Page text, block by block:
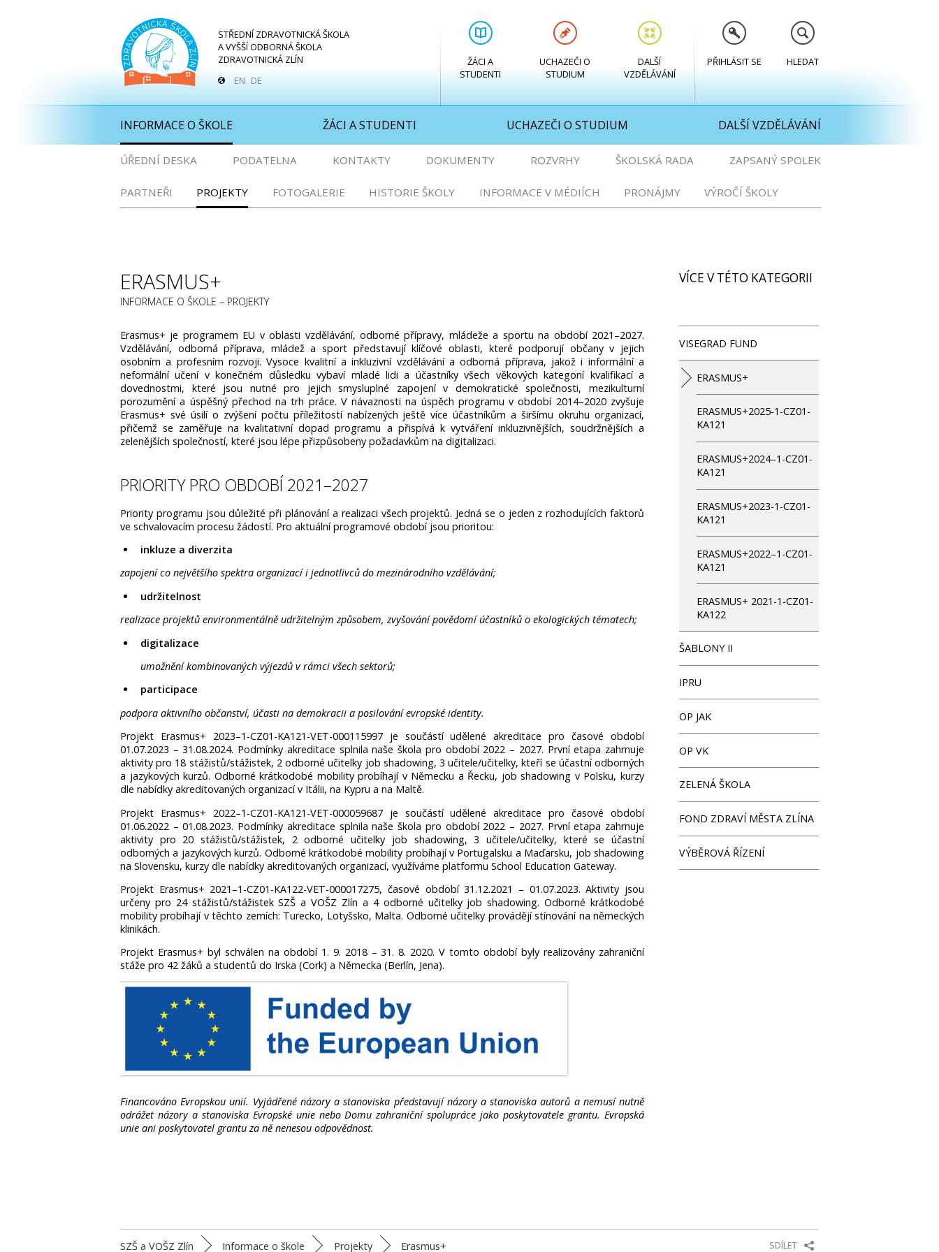
STŘEDNÍ ZDRAVOTNICKÁ ŠKOLA
A VYŠŠÍ ODBORNÁ ŠKOLA
ZDRAVOTNICKÁ ZLÍN
EN DE
ŽÁCI A
STUDENTI
UCHAZEČI O
STUDIUM
DALŠÍ
VZDĚLÁVÁNÍ
PŘIHLÁSIT SE HLEDAT
INFORMACE O ŠKOLE ŽÁCI A STUDENTI UCHAZEČI O STUDIUM DALŠÍ VZDĚLÁVÁNÍ
ÚŘEDNÍ DESKA PODATELNA KONTAKTY DOKUMENTY ROZVRHY ŠKOLSKÁ RADA ZAPSANÝ SPOLEK
PARTNEŘI PROJEKTY FOTOGALERIE HISTORIE ŠKOLY INFORMACE V MÉDIÍCH PRONÁJMY VÝROČÍ ŠKOLY
ERASMUS+
INFORMACE O ŠKOLE – PROJEKTY
Erasmus+ je programem EU v oblasti vzdělávání, odborné přípravy, mládeže a sportu na období 2021–2027.
Vzdělávání, odborná příprava, mládež a sport představují klíčové oblasti, které podporují občany v jejich
osobním a profesním rozvoji. Vysoce kvalitní a inkluzivní vzdělávání a odborná příprava, jakož i informální a
neformální učení v konečném důsledku vybaví mladé lidi a účastníky všech věkových kategorií kvalifikací a
dovednostmi, které jsou nutné pro jejich smysluplné zapojení v demokra­tické společnosti, mezikulturní
porozumění a úspěšný přechod na trh práce. V návaznosti na úspěch programu v období 2014–2020 zvyšuje
Erasmus+ své úsilí o zvýšení počtu příležitostí nabízených ještě více účastníkům a širšímu okruhu organizací,
přičemž se zaměřuje na kvalitativní dopad programu a přispívá k vytváření inkluzivněj­ších, soudržnějších a
zelenějších společností, které jsou lépe přizpůsobeny požadavkům na digitalizaci.
PRIORITY PRO OBDOBÍ 2021–2027
Priority programu jsou důležité při plánování a realizaci všech projektů. Jedná se o jeden z rozhodu­jících faktorů
ve schvalovacím procesu žádostí. Pro aktuální programové období jsou prioritou:
inkluze a diverzita
zapojení co největšího spektra organizací i jednotlivců do mezinárodního vzdělávání;
udržitelnost
realizace projektů environmen­tálně udržitelným způsobem, zvyšování povědomí účastníků o ekologic­kých tématech;
digitaliza­ce
umožnění kombinovaných výjezdů v rámci všech sektorů;
participace
podpora aktivního občanství, účasti na demokracii a posilování evropské identity.
Projekt Erasmus+ 2023–1-CZ01-KA121-VET-000115997 je součástí udělené akreditace pro časové období
01.07.2023 – 31.08.2024­. Podmínky akreditace splnila naše škola pro období 2022 – 2027. První etapa zahrnuje
aktivity pro 18 stážis­tů/stážis­tek, 2 odborné učitelky job shadowing, 3 učitele/u­čitelky, kteří se účastní odborných
a jazykových kurzů. Odborné krátkodobé mobility probíhají v Německu a Řecku, job shadowing v Polsku, kurzy
dle nabídky akreditova­ných organizací v Itálii, na Kypru a na Maltě.
Projekt Erasmus+ 2022–1-CZ01-KA121-VET-000059687 je součástí udělené akreditace pro časové období
01.06.2022 – 01.08.2023­. Podmínky akreditace splnila naše škola pro období 2022 – 2027. První etapa zahrnuje
aktivity pro 20 stážis­tů/stážis­tek, 2 odborné učitelky job shadowing, 3 učitele/u­čitelky, které se účastní
odborných a jazykových kurzů. Odborné krátkodobé mobility probíhají v Portugalsku a Maďarsku, job shadowing
na Slovensku, kurzy dle nabídky akreditova­ných organizací, využíváme platformu School Education Gateway.
Projekt Erasmus+ 2021–1-CZ01-KA122-VET-000017275, časové období 31.12.2021 – 01.07.2023­. Aktivity jsou
určeny pro 24 stážis­tů/stážis­tek SZŠ a VOŠZ Zlín a 4 odborné učitelky job shadowing. Odborné krátkodobé
mobility probíhají v těchto zemích: Turecko, Lotyšsko, Malta. Odborné učitelky provádějí stínování na německých
klinikách.
Projekt Erasmus+ byl schválen na období 1. 9. 2018 – 31. 8. 2020. V tomto období byly realizovány zahraniční
stáže pro 42 žáků a studentů do Irska (Cork) a Německa (Berlín, Jena).
Financováno Evropskou unií. Vyjádřené názory a stanoviska představují názory a stanoviska autorů a nemusí nutně
odrážet názory a stanoviska Evropské unie nebo Domu zahraniční spolupráce jako poskytovatele grantu. Evropská
unie ani poskytovatel grantu za ně nenesou odpovědnost.
SDÍLET
POSLEDNÍ
VÍCE V TÉTO KATEGORII
VISEGRAD FUND
ERASMUS+
ERASMUS+2025-1-CZ01-
KA121
ERASMUS+2024–1-CZ01-
KA121
ERASMUS+2023-1-CZ01-
KA121
ERASMUS+2022–1-CZ01-
KA121
ERASMUS+ 2021-1-CZ01-
KA122
ŠABLONY II
IPRU
OP JAK
OP VK
ZELENÁ ŠKOLA
FOND ZDRAVÍ MĚSTA ZLÍNA
VÝBĚROVÁ ŘÍZENÍ
SZŠ a VOŠZ Zlín Informace o škole Projekty Erasmus+